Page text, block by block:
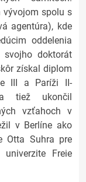
vývojom spolu s
agentúra), kde
oddelenia
svojho doktorát
získal diplom
III a Paríži II-
a tiež ukončil
vzťahoch v
v Berlíne ako
Otta Suhra pre
Freie